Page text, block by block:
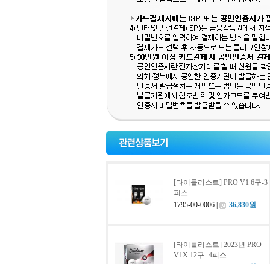
[타이틀리스트] PRO V1 6구-3
피스
1795-00-0006 |
36,830원
[타이틀리스트] 2023년 PRO
V1X 12구 -4피스